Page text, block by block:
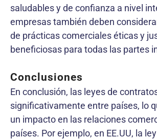
saludables y de confianza a nivel
empresas también deben
de prácticas comerciales éticas y
beneficiosas para todas las partes
Conclusiones
En conclusión, las leyes de
significativamente entre países, lo
un impacto en las relaciones
países. Por ejemplo, en EE.UU, la